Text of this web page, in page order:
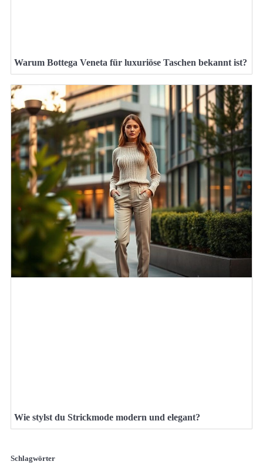
Warum Bottega Veneta für luxuriöse Taschen bekannt ist?
Wie stylst du Strickmode modern und elegant?
Schlagwörter